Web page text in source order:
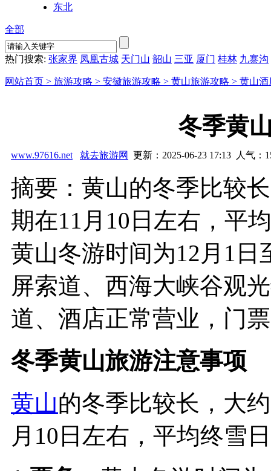
东北
全部
热门搜索: 张家界 凤凰古城 天门山 韶山 三亚 厦门 桂林 九寨沟
网站首页 > 旅游攻略 > 安徽旅游攻略 > 黄山旅游攻略 > 黄山酒
冬季黄
www.97616.net 就去旅游网 更新：2025-06-23 17:13 人气：
摘要：黄山的冬季比较
期在11月10日左右，平
黄山冬游时间为12月1
屏索道、西海大峡谷观
道、酒店正常营业，门
冬季黄山旅游注意事项
黄山的冬季比较长，大
月10日左右，平均终雪